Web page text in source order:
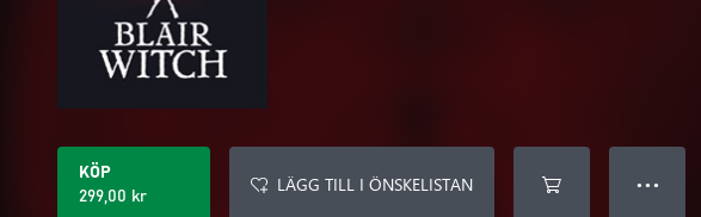
KÖP
299,00 kr
LÄGG TILL I ÖNSKELISTAN ● ● ●